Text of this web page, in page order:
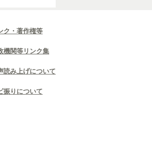
ク・著作権等
機関等リンク集
読み上げについて
振りについて